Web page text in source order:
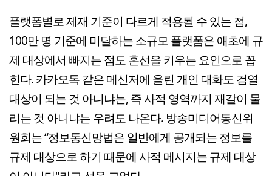
플랫폼별로 제재 기준이 다르게 적용될 수 있는 점,
100만 명 기준에 미달하는 소규모 플랫폼은 애초에 규
제 대상에서 빠지는 점도 혼선을 키우는 요인으로 꼽
힌다. 카카오톡 같은 메신저에 올린 개인 대화도 검열
대상이 되는 것 아니냐는, 즉 사적 영역까지 재갈이 물
리는 것 아니냐는 우려도 나온다. 방송미디어통신위
원회는 “정보통신망법은 일반에게 공개되는 정보를
규제 대상으로 하기 때문에 사적 메시지는 규제 대상